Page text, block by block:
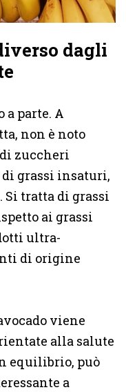
dagli
a parte. A
non è noto
zuccheri
grassi insaturi,
tratta di grassi
ai grassi
ultra-
di origine
viene
alla salute
equilibrio, può
a